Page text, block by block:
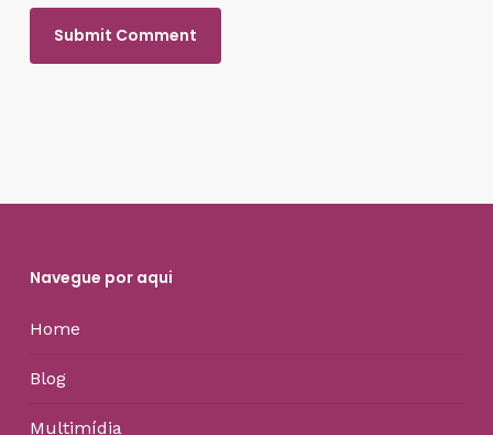
Navegue por aqui
Home
Blog
Multimídia